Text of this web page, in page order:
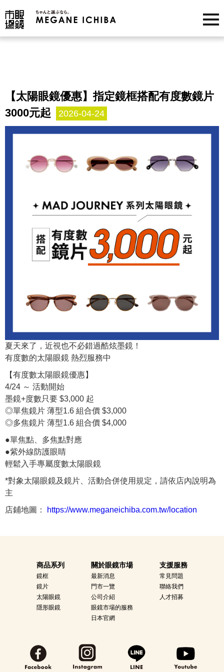
【太陽眼鏡優惠】指定鏡框搭配有度數鏡片
3000元起
2026-04-24
夏天來了，近視也不必錯過酷炫墨鏡！
有度數的太陽眼鏡 熱烈服務中
【有度數太陽眼鏡優惠】
4/24 ～ 活動開始
墨鏡+度數只要 $3,000 起
◎單焦鏡片 薄型1.6 組合價 $3,000
◎多焦鏡片 薄型1.6 組合價 $4,000
●單焦點、多焦點對應
●紫外線防護眼睛
輕鬆入手專屬度數太陽眼鏡
*對象太陽眼鏡及鏡片、活動合併使用規定，請依店內說明為
主
店鋪地圖：
https://www.meganeichiba.com.tw/location
商品系列
鏡框
鏡片
太陽眼鏡
隱形眼鏡
關於眼鏡市場
最新消息
門市一覽
公司介紹
眼鏡市場的服務
日本官網
支援服務
常見問題
聯絡我們
人才招募